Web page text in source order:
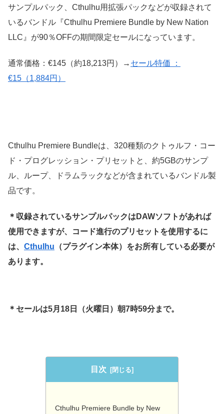
サンプルパック、Cthulhu用拡張パックなどが収録されて
いるバンドル『Cthulhu Premiere Bundle by New Nation
LLC』が90％OFFの期間限定セールになっています。
通常価格：€145（約18,213円）→ セール特価 ：
€15（1,884円）
Cthulhu Premiere Bundleは、320種類のクトゥルフ・コー
ド・プログレッション・プリセットと、約5GBのサンプ
ル、ループ、ドラムラックなどが含まれているバンドル製
品です。
＊収録されているサンプルパックはDAWソフトがあれば
使用できますが、コード進行のプリセットを使用するに
は、 Cthulhu （プラグイン本体）をお所有している必要が
あります。
＊セールは5月18日（火曜日）朝7時59分まで。
目次
Cthulhu Premiere Bundle by New